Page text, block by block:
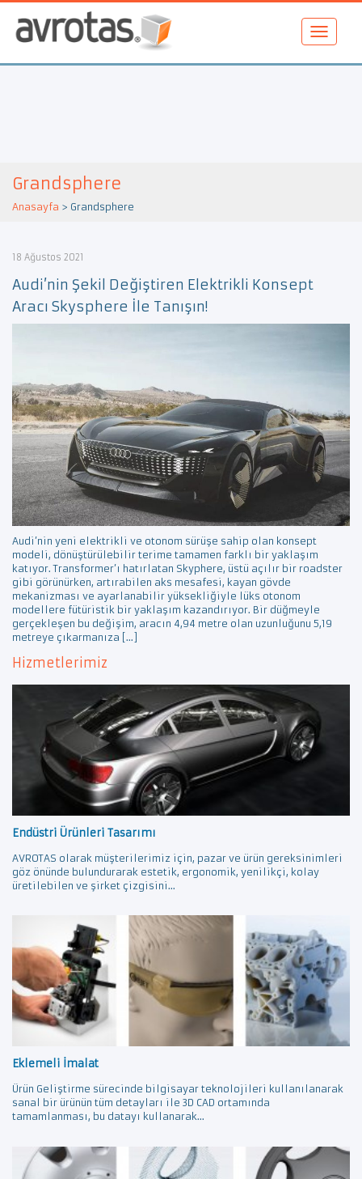
Grandsphere
Anasayfa > Grandsphere
18 Ağustos 2021
Audi’nin Şekil Değiştiren Elektrikli Konsept
Aracı Skysphere İle Tanışın!
Audi’nin yeni elektrikli ve otonom sürüşe sahip olan konsept
modeli, dönüştürülebilir terime tamamen farklı bir yaklaşım
katıyor. Transformer’ı hatırlatan Skyphere, üstü açılır bir roadster
gibi görünürken, artırabilen aks mesafesi, kayan gövde
mekanizması ve ayarlanabilir yüksekliğiyle lüks otonom
modellere fütüristik bir yaklaşım kazandırıyor. Bir düğmeyle
gerçekleşen bu değişim, aracın 4,94 metre olan uzunluğunu 5,19
metreye çıkarmanıza […]
Hizmetlerimiz
Endüstri Ürünleri Tasarımı
AVROTAS olarak müşterilerimiz için, pazar ve ürün gereksinimleri
göz önünde bulundurarak estetik, ergonomik, yenilikçi, kolay
üretilebilen ve şirket çizgisini...
Eklemeli İmalat
Ürün Geliştirme sürecinde bilgisayar teknolojileri kullanılanarak
sanal bir ürünün tüm detayları ile 3D CAD ortamında
tamamlanması, bu datayı kullanarak...